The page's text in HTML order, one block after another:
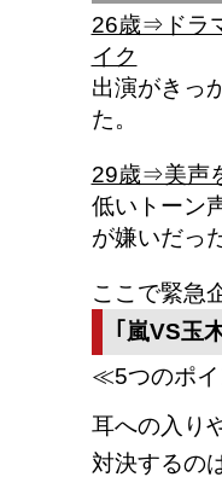
26歳⇒ドラ
イク
出演がきっ
た。
29歳⇒美声
低いトーン
が嫌いだっ
ここで緊急
｢嵐VS玉
≪5つのポ
耳への入り
対決するの